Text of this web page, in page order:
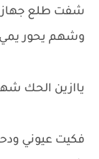
شفت طلع
وشهم يحور
ياازين الحك
فكيت عيوني